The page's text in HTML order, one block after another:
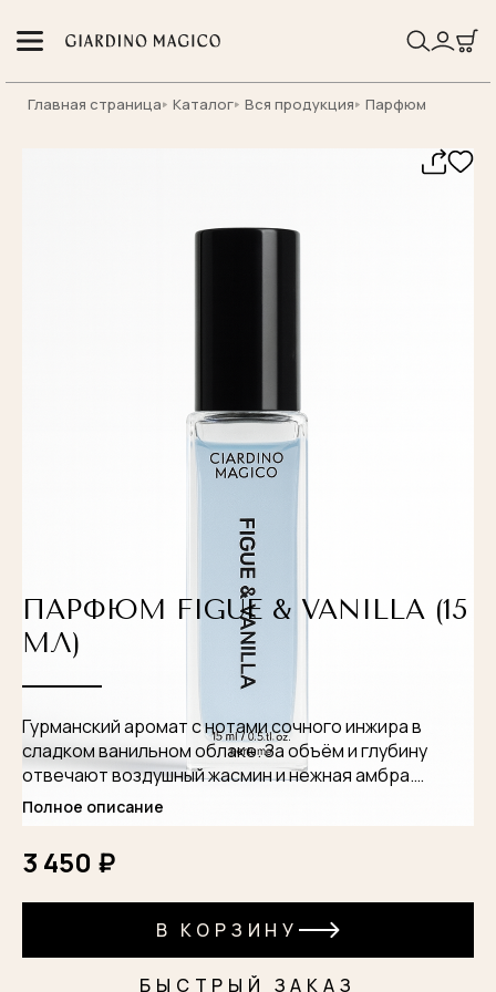
Главная страница Каталог Вся продукция Парфюм
ПАРФЮМ FIGUE & VANILLA (15
МЛ)
Гурманский аромат с нотами сочного инжира в
сладком ванильном облаке. За объём и глубину
отвечают воздушный жасмин и нежная амбра.
Финальным штрихом выступает мускус, оставляя
хочется расставаться.
Группа ароматов: фруктовый, гурманский.
Основные ноты: инжир, бурбонская ваниль, роза,
Полное описание
3 450 ₽
В КОРЗИНУ
БЫСТРЫЙ ЗАКАЗ